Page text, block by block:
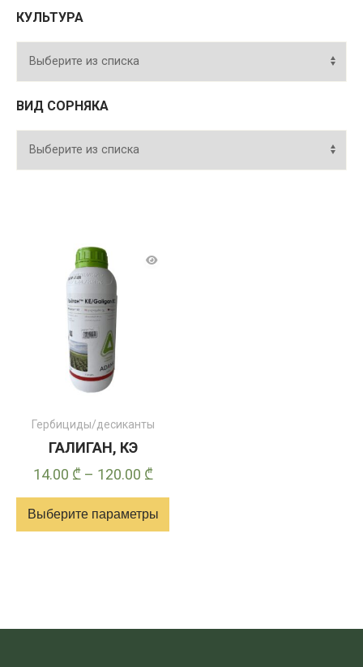
КУЛЬТУРА
ВИД СОРНЯКА
Гербициды/десиканты
ГАЛИГАН, КЭ
14.00 ₾ – 120.00 ₾Диапазон
цен:
14.00 ₾
Выберите параметры